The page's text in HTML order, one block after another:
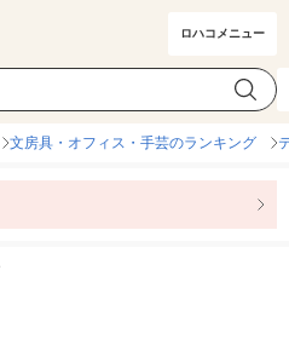
ロハコメニュー
カテゴリ選択
文房具・オフィス・手芸のランキング